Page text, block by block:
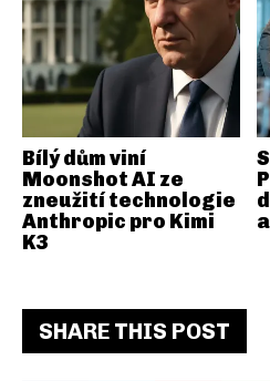
SHARE THIS POST
Bílý dům viní
Moonshot AI ze
zneužití technologie
Anthropic pro Kimi
K3